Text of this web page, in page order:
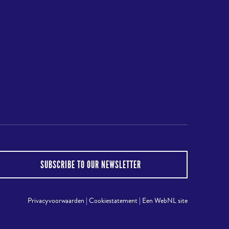
SUBSCRIBE TO OUR NEWSLETTER
Privacyvoorwaarden |Cookiestatement| Een WebNL site